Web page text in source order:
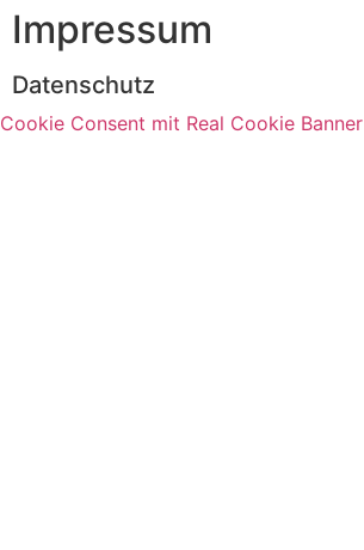
Impressum
Datenschutz
Cookie Consent mit Real Cookie Banner